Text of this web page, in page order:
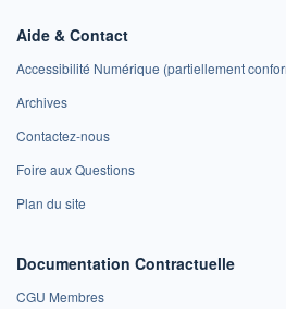
Aide & Contact
Accessibilité Numérique (partiellement
Archives
Contactez-nous
Foire aux Questions
Plan du site
Documentation Contractuelle
CGU Membres